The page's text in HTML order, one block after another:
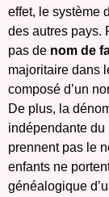
effet, le système
des autres pays.
pas de nom de
majoritaire dans
composé d’un
De plus, la
indépendante du
prennent pas le
enfants ne
généalogique